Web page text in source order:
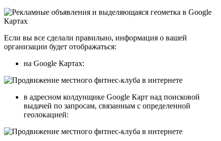
Если вы все сделали правильно, информация о вашей
организации будет отображаться:
на Google Картах:
в адресном колдунщике Google Карт над поисковой
выдачей по запросам, связанным с определенной
геолокацией: